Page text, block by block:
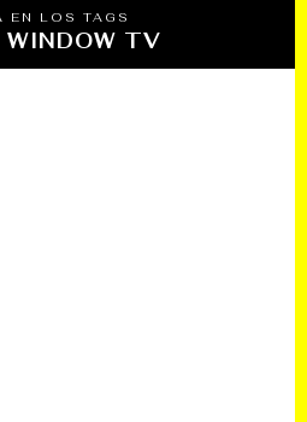
EN LOS TAGS
WINDOW TV